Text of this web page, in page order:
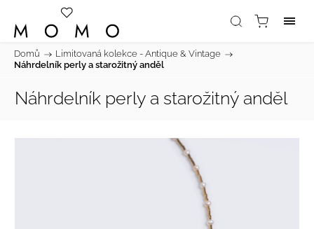
Domů / Limitovaná kolekce - Antique & Vintage /
Náhrdelník perly a starožitný anděl
Náhrdelník perly a starožitný anděl